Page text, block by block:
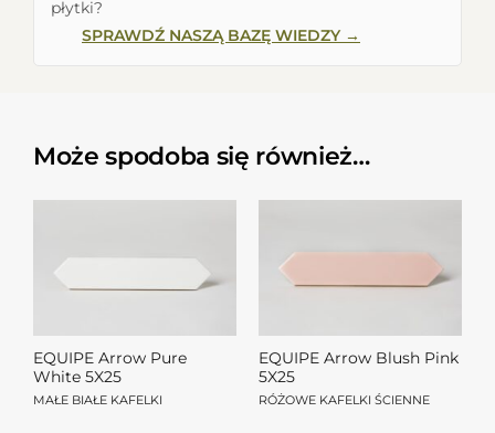
płytki?
SPRAWDŹ NASZĄ BAZĘ WIEDZY →
Może spodoba się również…
EQUIPE Arrow Pure
White 5X25
MAŁE BIAŁE KAFELKI
EQUIPE Arrow Blush Pink
5X25
RÓŻOWE KAFELKI ŚCIENNE